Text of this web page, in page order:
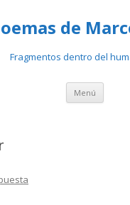
de
Fragmentos dentro del
Menú Ir